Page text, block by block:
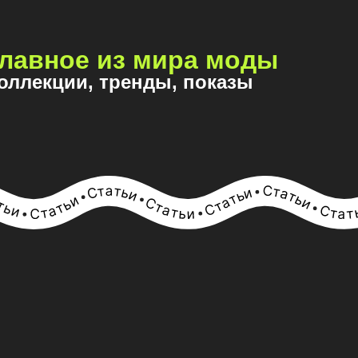
из мира моды
тренды, показы